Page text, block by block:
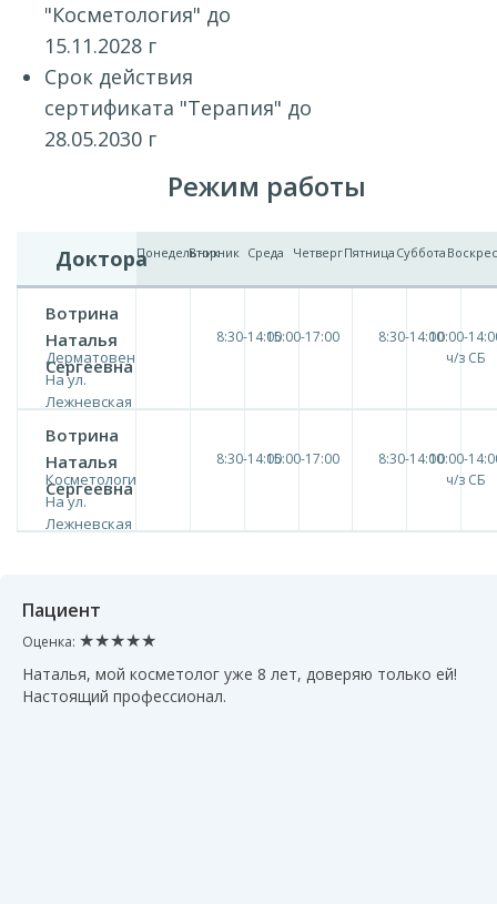
"Косметология" до
15.11.2028 г
Срок действия
сертификата "Терапия" до
28.05.2030 г
Режим работы
ДоктораПонедельник
Вторник Среда ЧетвергПятница Суббота
Вотрина
Наталья
Сергеевна
Дерматовенеролог
На ул.
Лежневская
8:30-14:0015:00-17:00 8:30-14:0010:00-
ч/з СБ
Вотрина
Наталья
Сергеевна
Косметология
На ул.
Лежневская
8:30-14:0015:00-17:00 8:30-14:0010:00-
ч/з СБ
Пациент
Оценка: ★★★★★
Наталья, мой косметолог уже 8 лет, доверяю только ей!
Настоящий профессионал.